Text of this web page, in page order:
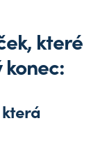
které
konec:
která